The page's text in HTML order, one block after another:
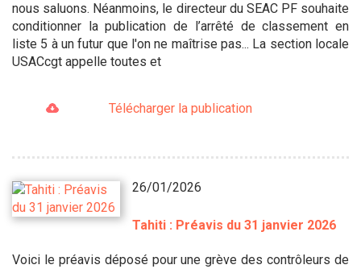
nous saluons. Néanmoins, le directeur du SEAC PF souhaite
conditionner la publication de l’arrêté de classement en
liste 5 à un futur que l'on ne maîtrise pas... La section locale
USACcgt appelle toutes et
Télécharger la publication
26/01/2026
Tahiti : Préavis du 31 janvier 2026
Voici le préavis déposé pour une grève des contrôleurs de